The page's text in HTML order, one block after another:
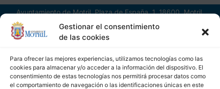
Gestionar el consentimiento
de las cookies
Para ofrecer las mejores experiencias, utilizamos tecnologías como las
cookies para almacenar y/o acceder a la información del dispositivo. El
consentimiento de estas tecnologías nos permitirá procesar datos como
el comportamiento de navegación o las identificaciones únicas en este
Ayuntamiento de Motril, Plaza de España, 1, 18600, Motril,
(Granada), CIF: P1814200J, DIR3: L01181400